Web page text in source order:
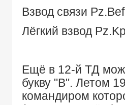
Взвод связи
Лёгкий взвод
Ещё в 12-й ТД
букву "В". Летом
командиром